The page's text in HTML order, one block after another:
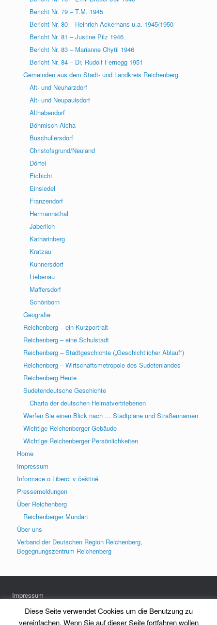
Bericht Nr. 79 – T.M. 1945
Bericht Nr. 80 – Heinrich Ackerhans u.a. 1945/1950
Bericht Nr. 81 – Justine Pilz 1946
Bericht Nr. 83 – Marianne Chytil 1946
Bericht Nr. 84 – Dr. Rudolf Fernegg 1951
Gemeinden aus dem Stadt- und Landkreis Reichenberg
Alt- und Neuharzdorf
Alt- und Neupaulsdorf
Althabendorf
Böhmisch-Aicha
Buschullersdorf
Christofsgrund/Neuland
Dörfel
Eichicht
Einsiedel
Franzendorf
Hermannsthal
Jaberlich
Katharinberg
Kratzau
Kunnersdorf
Liebenau
Maffersdorf
Schönborn
Geografie
Reichenberg – ein Kurzportrait
Reichenberg – eine Schulstadt
Reichenberg – Stadtgeschichte („Geschichtlicher Ablauf“)
Reichenberg – Wirtschaftsmetropole des Sudetenlandes
Reichenberg Heute
Sudetendeutsche Geschichte
Charta der deutschen Heimatvertriebenen
Werfen Sie einen Blick nach … Stadtpläne und Straßennamen
Wichtige Reichenberger Gebäude
Wichtige Reichenberger Persönlichkeiten
Home
Impressum
Informace o Liberci v češtině
Pressemeldungen
Über Reichenberg
Reichenberger Mundart
Über uns
Verband der Deutschen Region Reichenberg,
Begegnungszentrum Reichenberg
Impressum
Datenschutz
Diese Seite verwendet Cookies um die Benutzung zu
vereinfachen. Wenn Sie auf dieser Seite fortfahren wollen